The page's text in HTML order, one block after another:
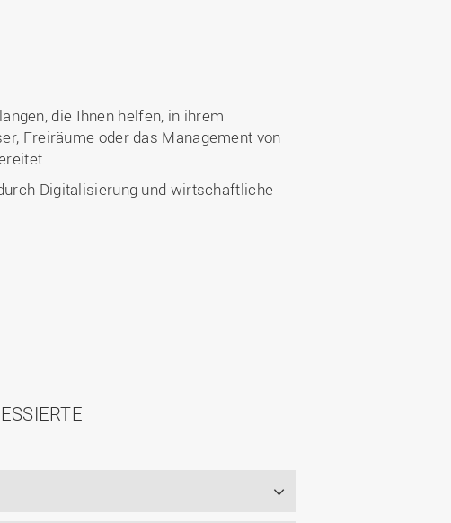
die Ihnen helfen, in ihrem
Freiräume oder das Management von
Digitalisierung und wirtschaftliche